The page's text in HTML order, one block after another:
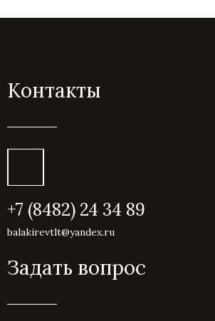
Контакты
+7 (8482) 24 34 89
balakirevtlt@yandex.ru
Задать вопрос